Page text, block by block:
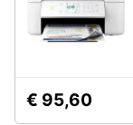
€ 95,60